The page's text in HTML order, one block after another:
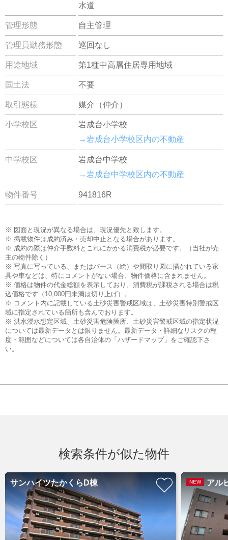
水道
管理形態 自主管理
管理員勤務形態 巡回なし
用途地域 第1種中高層住居専用地域
国土法 不要
取引態様 媒介（仲介）
小学校区
岩成台小学校
→岩成台小学校区内の不動産
中学校区
岩成台中学校
→岩成台中学校区内の不動産
物件番号 941816R
※ 図面と現況が異なる場合は、現況優先と致します。
※ 掲載物件は成約済み・売却中止となる場合があります。
※ 成約の際は仲介手数料とこれにかかる消費税が必要です。（当社が売
主の物件除く）
※ 写真に写っている、またはパース（絵）や間取り図に描かれている家
具や車などは、特にコメントがない場合、物件価格に含まれません。
※ 価格は物件の代金総額を表示しており、消費税が課税される場合は税
込価格です（10,000円未満は切り上げ）。
※ コメント内に記載している土砂災害警戒区域は、土砂災害特別警戒区
域に指定されている箇所も含んでおります。
※ 洪水浸水想定区域、土砂災害危険箇所、土砂災害警戒区域の指定状況
については最新データとは限りません。最新データ・詳細なリスクの程
度・範囲などについては各自治体の「ハザードマップ」をご確認下さ
い。
検索条件が似た物件
サンハイツたかくらD棟 NEW アル